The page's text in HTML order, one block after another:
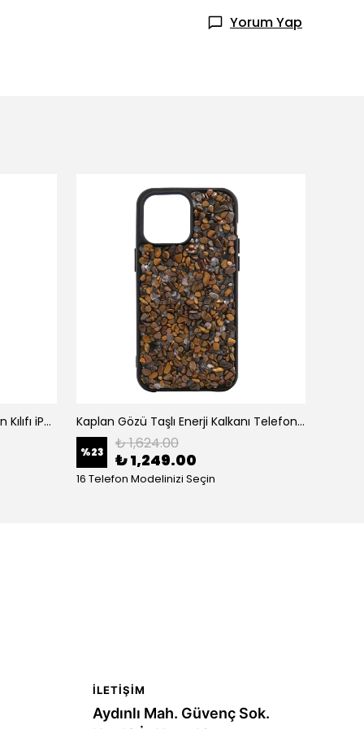
Yorum Yap
Florid Taşlı Enerji Kalkanı Telefon Kılıfı iPhone (Stonyx) Kaplan Gözü Taşlı Enerji Kalkanı Telefon Kılıfı iPhone (Stonyx)
%23 ₺ 1,624.00
₺ 1,249.00
16 Telefon Modelinizi Seçin
İLETIŞIM
Aydınlı Mah. Güvenç Sok.